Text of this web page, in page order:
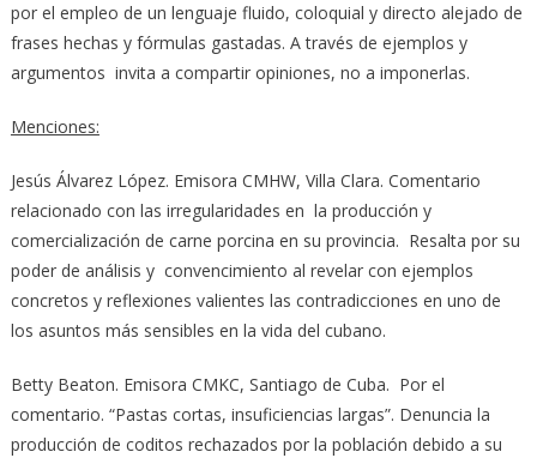
por el empleo de un lenguaje fluido, coloquial y directo alejado de
frases hechas y fórmulas gastadas. A través de ejemplos y
argumentos invita a compartir opiniones, no a imponerlas.
Menciones:
Jesús Álvarez López. Emisora CMHW, Villa Clara. Comentario
relacionado con las irregularidades en la producción y
comercialización de carne porcina en su provincia. Resalta por su
poder de análisis y convencimiento al revelar con ejemplos
concretos y reflexiones valientes las contradicciones en uno de
los asuntos más sensibles en la vida del cubano.
Betty Beaton. Emisora CMKC, Santiago de Cuba. Por el
comentario. “Pastas cortas, insuficiencias largas”. Denuncia la
producción de coditos rechazados por la población debido a su